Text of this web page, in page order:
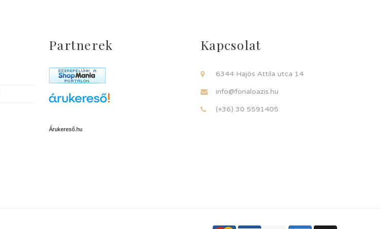
Partnerek
Árukereső.hu
Kapcsolat
6344 Hajós Attila utca 14
info@fonaloazis.hu
(+36) 30 5591405